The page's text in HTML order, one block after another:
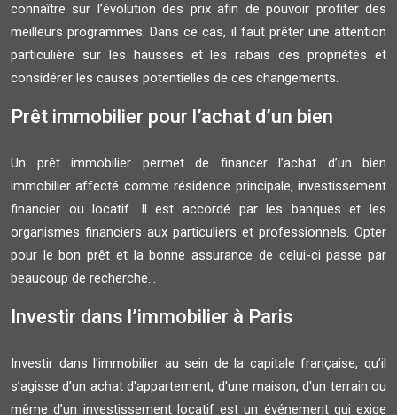
connaître sur l’évolution des prix afin de pouvoir profiter des
meilleurs programmes. Dans ce cas, il faut prêter une attention
particulière sur les hausses et les rabais des propriétés et
considérer les causes potentielles de ces changements.
Prêt immobilier pour l’achat d’un bien
Un prêt immobilier permet de financer l’achat d’un bien
immobilier affecté comme résidence principale, investissement
financier ou locatif. Il est accordé par les banques et les
organismes financiers aux particuliers et professionnels. Opter
pour le bon prêt et la bonne assurance de celui-ci passe par
beaucoup de recherche...
Investir dans l’immobilier à Paris
Investir dans l'immobilier au sein de la capitale française, qu’il
s’agisse d’un achat d'appartement, d'une maison, d'un terrain ou
même d’un investissement locatif est un événement qui exige